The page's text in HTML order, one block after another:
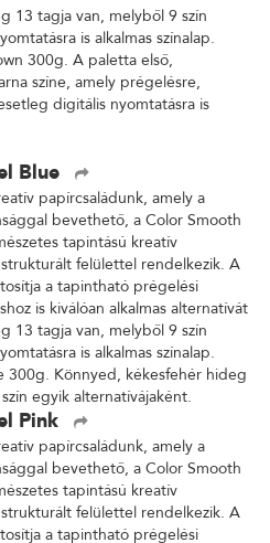
13 tagja van, melyből 9 szín
is alkalmas színalap.
300g. A paletta első,
színe, amely prégelésre,
digitális nyomtatásra is
Blue
papírcsaládunk, amely a
bevethető, a Color Smooth
tapintású kreatív
felülettel rendelkezik. A
a tapintható prégelési
is kiválóan alkalmas alternatívát
13 tagja van, melyből 9 szín
is alkalmas színalap.
300g. Könnyed, kékesfehér hideg
egyik alternatívájaként.
Pink
papírcsaládunk, amely a
bevethető, a Color Smooth
tapintású kreatív
felülettel rendelkezik. A
a tapintható prégelési